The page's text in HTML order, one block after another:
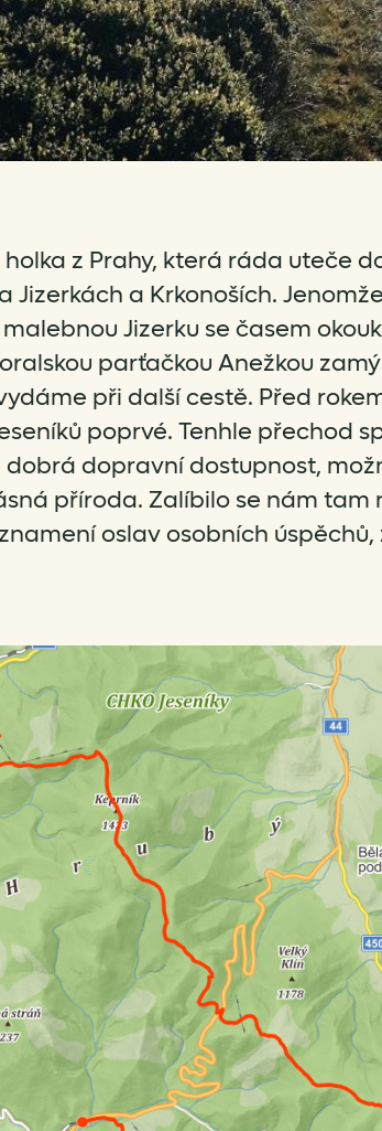
z Prahy, která ráda uteče
Jizerkách a Krkonoších.
Jizerku se časem
parťačkou Anežkou
při další cestě. Před
poprvé. Tenhle přechod
dopravní dostupnost,
příroda. Zalíbilo se nám tam
oslav osobních úspěchů,